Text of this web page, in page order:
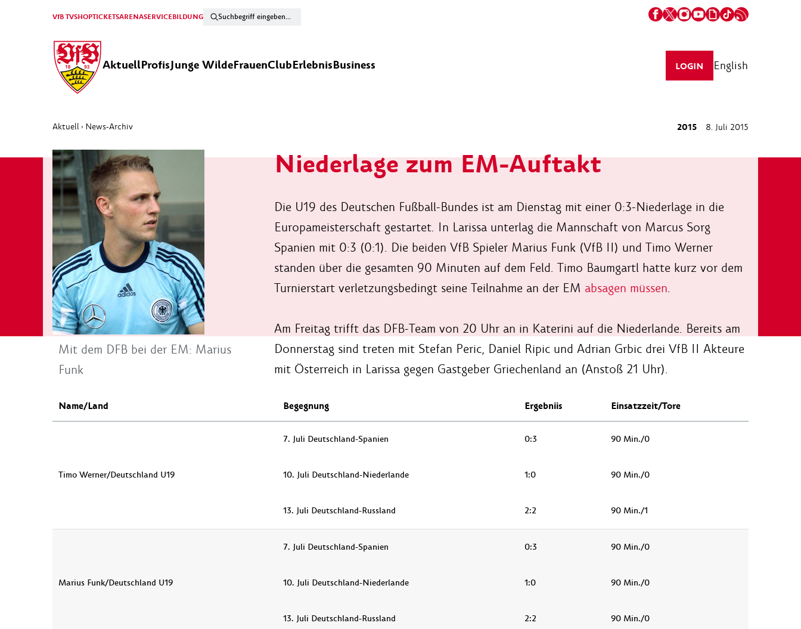
VfB TVSHOPTICKETSARENASERVICEBILDUNG
AktuellProfisJunge WildeFrauenClubErlebnisBusiness LOGIN English
Aktuell › News-Archiv 2015 8. Juli 2015
Mit dem DFB bei der EM: Marius
Funk
Niederlage zum EM-Auftakt
Die U19 des Deutschen Fußball-Bundes ist am Dienstag mit einer 0:3-Niederlage in die
Europameisterschaft gestartet. In Larissa unterlag die Mannschaft von Marcus Sorg
Spanien mit 0:3 (0:1). Die beiden VfB Spieler Marius Funk (VfB II) und Timo Werner
standen über die gesamten 90 Minuten auf dem Feld. Timo Baumgartl hatte kurz vor dem
Turnierstart verletzungsbedingt seine Teilnahme an der EM absagen müssen.
Am Freitag trifft das DFB-Team von 20 Uhr an in Katerini auf die Niederlande. Bereits am
Donnerstag sind treten mit Stefan Peric, Daniel Ripic und Adrian Grbic drei VfB II Akteure
mit Österreich in Larissa gegen Gastgeber Griechenland an (Anstoß 21 Uhr).
Name/Land Begegnung Ergebniis Einsatzzeit/Tore
Timo Werner/Deutschland U19
7. Juli Deutschland-Spanien
10. Juli Deutschland-Niederlande
13. Juli Deutschland-Russland
0:3
1:0
2:2
90 Min./0
90 Min./0
90 Min./1
Marius Funk/Deutschland U19
7. Juli Deutschland-Spanien
10. Juli Deutschland-Niederlande
13. Juli Deutschland-Russland
0:3
1:0
2:2
90 Min./0
90 Min./0
90 Min./0